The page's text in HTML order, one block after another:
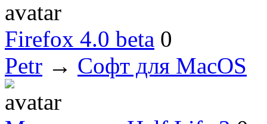
Firefox 4.0 beta 0
Petr → Софт для MacOS